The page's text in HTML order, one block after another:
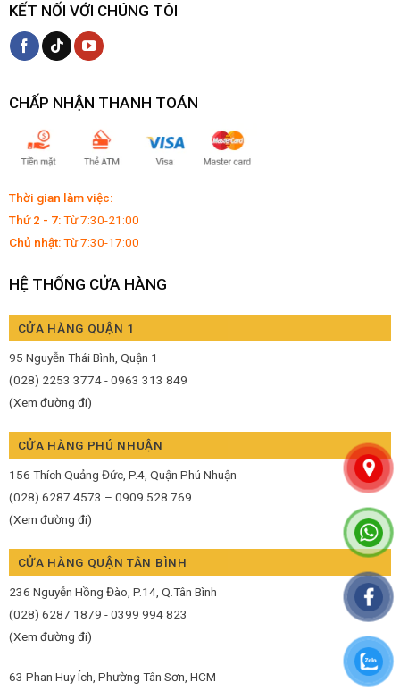
KẾT NỐI VỚI CHÚNG TÔI
CHẤP NHẬN THANH TOÁN
Thời gian làm việc:
Thứ 2 - 7:Từ 7:30-21:00
Chủ nhật:Từ 7:30-17:00
HỆ THỐNG CỬA HÀNG
CỬA HÀNG QUẬN 1
95 Nguyễn Thái Bình, Quận 1
(028) 2253 3774 - 0963 313 849
(Xem đường đi)
CỬA HÀNG PHÚ NHUẬN
156 Thích Quảng Đức, P.4, Quận Phú Nhuận
(028) 6287 4573 – 0909 528 769
(Xem đường đi)
CỬA HÀNG QUẬN TÂN BÌNH
236 Nguyễn Hồng Đào, P.14, Q.Tân Bình
(028) 6287 1879 - 0399 994 823
(Xem đường đi)
63 Phan Huy Ích, Phường Tân Sơn, HCM